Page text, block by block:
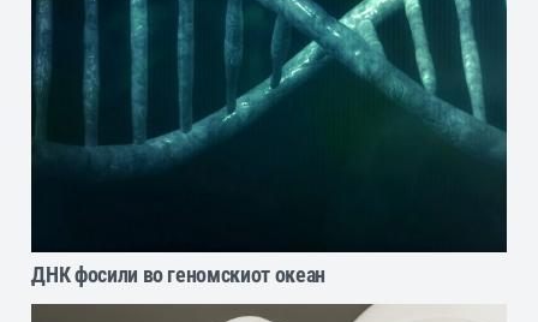
ДНК фосили во геномскиот океан